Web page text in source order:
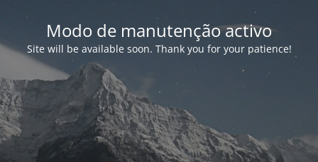
Modo de manutenção activo
Site will be available soon. Thank you for your patience!